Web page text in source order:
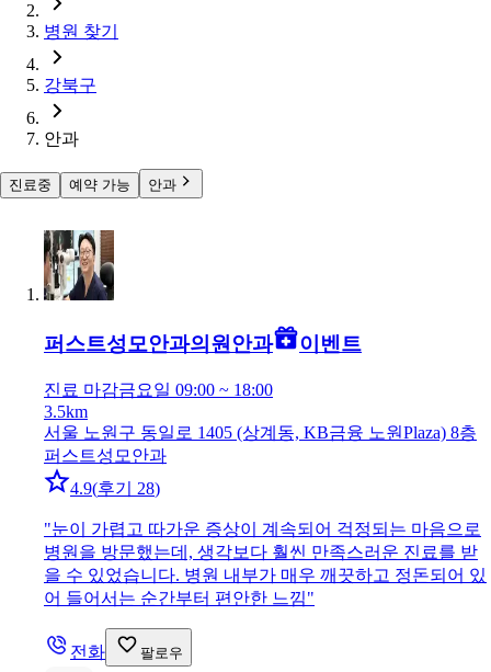
병원 찾기
강북구
안과
진료중 예약 가능 안과
퍼스트성모안과의원안과 이벤트
진료 마감금요일 09:00 ~ 18:00
3.5km
서울 노원구 동일로 1405 (상계동, KB금융 노원Plaza) 8층
퍼스트성모안과
4.9(후기 28)
"눈이 가렵고 따가운 증상이 계속되어 걱정되는 마음으로
병원을 방문했는데, 생각보다 훨씬 만족스러운 진료를 받
을 수 있었습니다. 병원 내부가 매우 깨끗하고 정돈되어 있
어 들어서는 순간부터 편안한 느낌"
전화 팔로우